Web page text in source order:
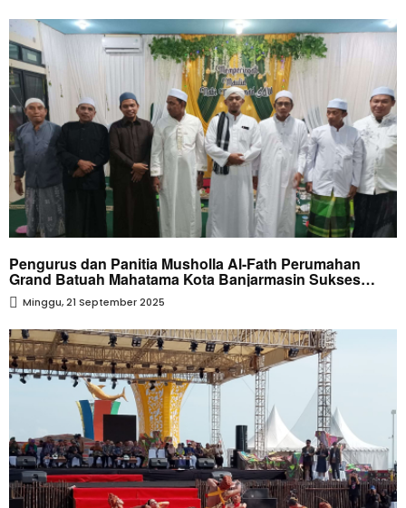
Pengurus dan Panitia Musholla Al-Fath Perumahan
Grand Batuah Mahatama Kota Banjarmasin Sukses
Gelar Acara Maulid Nabi Muhammad SAW 1447 H
Minggu, 21 September 2025